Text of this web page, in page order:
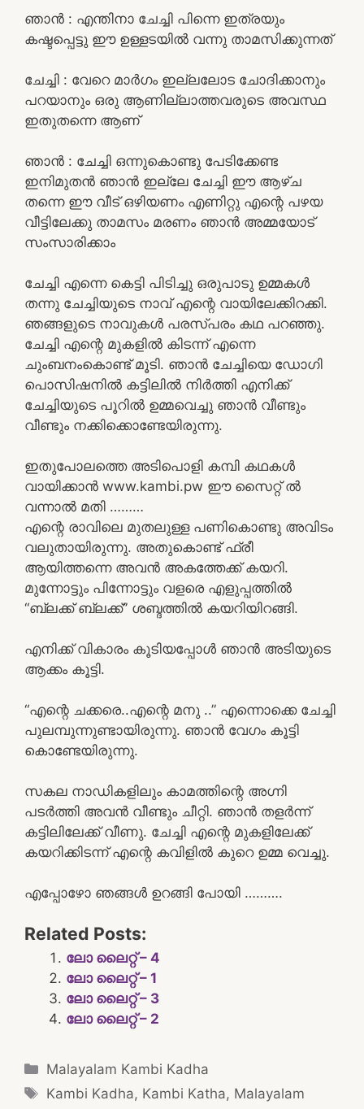
ഞാൻ : എന്തിനാ ചേച്ചി പിന്നെ ഇത്രയും
കഷ്ടപ്പെട്ടു ഈ ഉള്ളടയിൽ വന്നു താമസിക്കുന്നത്
ചേച്ചി : വേറെ മാർഗം ഇല്ലലോട ചോദിക്കാനും
പറയാനും ഒരു ആണില്ലാത്തവരുടെ അവസ്ഥ
ഇതുതന്നെ ആണ്
ഞാൻ : ചേച്ചി ഒന്നുകൊണ്ടു പേടിക്കേണ്ട
ഇനിമുതൻ ഞാൻ ഇല്ലേ ചേച്ചി ഈ ആഴ്ച
തന്നെ ഈ വീട് ഒഴിയണം എണിറ്റു എന്റെ പഴയ
വീട്ടിലേക്കു താമസം മരണം ഞാൻ അമ്മയോട്
സംസാരിക്കാം
ചേച്ചി എന്നെ കെട്ടി പിടിച്ചു ഒരുപാടു ഉമ്മകൾ
തന്നു ചേച്ചിയുടെ നാവ് എന്റെ വായിലേക്കിറക്കി.
ഞങ്ങളുടെ നാവുകൾ പരസ്പരം കഥ പറഞ്ഞു.
ചേച്ചി എന്റെ മുകളിൽ കിടന്ന് എന്നെ
ചുംബനംകൊണ്ട് മൂടി. ഞാൻ ചേച്ചിയെ ഡോഗി
പൊസിഷനിൽ കട്ടിലിൽ നിർത്തി എനിക്ക്
ചേച്ചിയുടെ പൂറിൽ ഉമ്മവെച്ചു ഞാൻ വീണ്ടും
വീണ്ടും നക്കിക്കൊണ്ടേയിരുന്നു.
ഇതുപോലത്തെ അടിപൊളി കമ്പി കഥകൾ
വായിക്കാൻ www.kambi.pw ഈ സൈറ്റ് ൽ
വന്നാൽ മതി ………
എന്റെ രാവിലെ മുതലുള്ള പണികൊണ്ടു അവിടം
വലുതായിരുന്നു. അതുകൊണ്ട് ഫ്രീ
ആയിത്തന്നെ അവൻ അകത്തേക്ക് കയറി.
മുന്നോട്ടും പിന്നോട്ടും വളരെ എളുപ്പത്തിൽ
“ബ്ലക്ക് ബ്ലക്ക്” ശബ്ദത്തിൽ കയറിയിറങ്ങി.
എനിക്ക് വികാരം കൂടിയപ്പോൾ ഞാൻ അടിയുടെ
ആക്കം കൂട്ടി.
“എന്റെ ചക്കരെ..എന്റെ മനു ..” എന്നൊക്കെ ചേച്ചി
പുലമ്പുന്നുണ്ടായിരുന്നു. ഞാൻ വേഗം കൂട്ടി
കൊണ്ടേയിരുന്നു.
സകല നാഡികളിലും കാമത്തിന്റെ അഗ്നി
പടർത്തി അവൻ വീണ്ടും ചീറ്റി. ഞാൻ തളർന്ന്
കട്ടിലിലേക്ക് വീണു. ചേച്ചി എന്റെ മുകളിലേക്ക്
കയറിക്കിടന്ന് എന്റെ കവിളിൽ കുറെ ഉമ്മ വെച്ചു.
എപ്പോഴോ ഞങ്ങൾ ഉറങ്ങി പോയി ……….
Related Posts:
ലോ ലൈറ്റ് – 4
ലോ ലൈറ്റ് – 1
ലോ ലൈറ്റ് – 3
ലോ ലൈറ്റ് – 2
Categories
Malayalam Kambi Kadha
Tags
Kambi Kadha, Kambi Katha, Malayalam